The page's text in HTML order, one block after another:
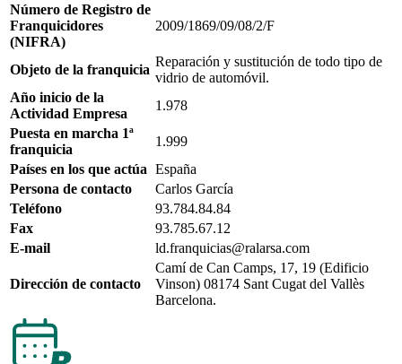
Número de Registro de
Franquicidores
(NIFRA)
2009/1869/09/08/2/F
Objeto de la franquicia
Reparación y sustitución de todo tipo de
vidrio de automóvil.
Año inicio de la
Actividad Empresa
1.978
Puesta en marcha 1ª
franquicia
1.999
Países en los que actúa España
Persona de contacto
Carlos García
Teléfono
93.784.84.84
Fax
93.785.67.12
E-mail
ld.franquicias@ralarsa.com
Dirección de contacto
Camí de Can Camps, 17, 19 (Edificio
Vinson) 08174 Sant Cugat del Vallès
Barcelona.